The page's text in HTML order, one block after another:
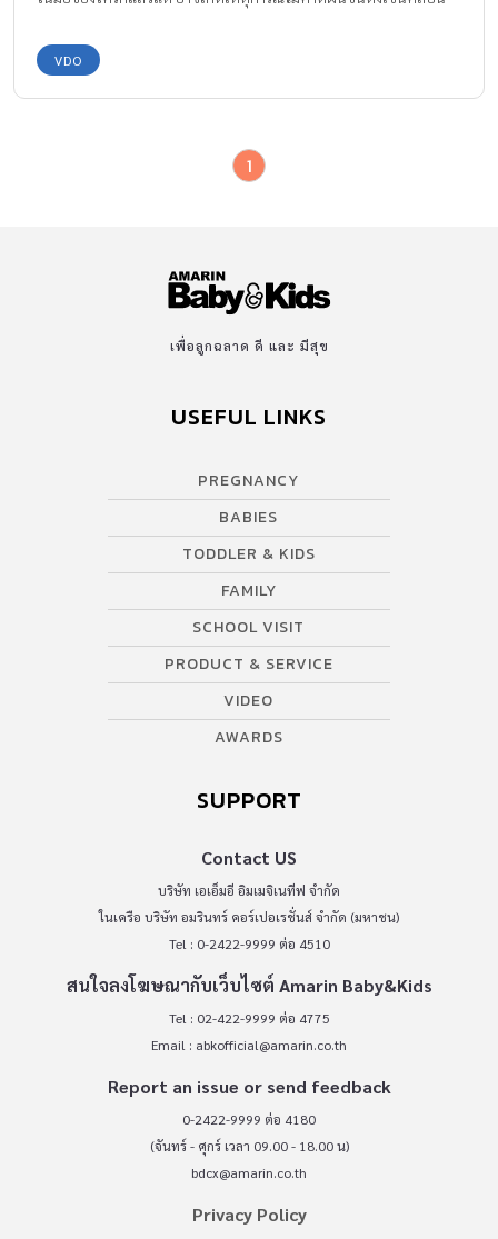
งั้น จึงก้มหน้าก้มตากัดกินอย่างเอร็ดอร่อย ว่าแล้วจะน่ารักขนาดไหน ไป
ชมคลิปกันเลยค่ะ ขอบคุณคลิปวีดีโอจาก : Unique Studio
VDO
1
เพื่อลูกฉลาด ดี และ มีสุข
USEFUL LINKS
PREGNANCY
BABIES
TODDLER & KIDS
FAMILY
SCHOOL VISIT
PRODUCT & SERVICE
VIDEO
AWARDS
SUPPORT
Contact US
บริษัท เอเอ็มอี อิมเมจิเนทีฟ จำกัด
ในเครือ บริษัท อมรินทร์ คอร์เปอเรชั่นส์ จำกัด (มหาชน)
Tel : 0-2422-9999 ต่อ 4510
สนใจลงโฆษณากับเว็บไซต์ Amarin Baby&Kids
Tel : 02-422-9999 ต่อ 4775
Email : abkofficial@amarin.co.th
Report an issue or send feedback
0-2422-9999 ต่อ 4180
(จันทร์ - ศุกร์ เวลา 09.00 - 18.00 น)
bdcx@amarin.co.th
Privacy Policy